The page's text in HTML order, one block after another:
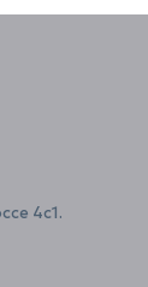
4с1.